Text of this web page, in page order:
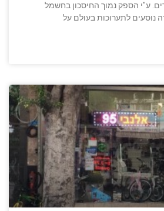
ע"י הספק נמוך החיסכון בחשמל
נוסעים לתערוכות בעולם על